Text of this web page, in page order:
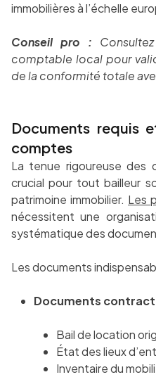
immobilières à l’échelle
Conseil pro :
comptable local pour
de la conformité totale
Documents requis
comptes
La tenue rigoureuse des
crucial pour tout bailleur
patrimoine immobilier. Les
nécessitent une
systématique des
Les documents
Documents
Bail de location
État des lieux
Inventaire du